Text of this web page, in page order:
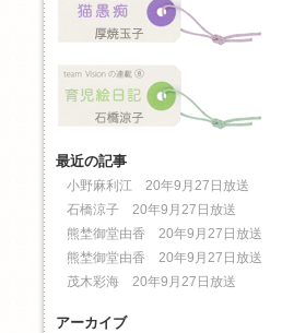
最近の記事
小野麻利江 20年9月27日放送
石橋涼子 20年9月27日放送
熊埜御堂由香 20年9月27日放送
熊埜御堂由香 20年9月27日放送
茂木彩海 20年9月27日放送
アーカイブ